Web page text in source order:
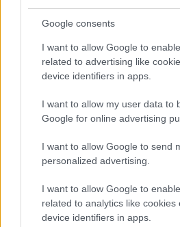
Google consents
I want to allow Google to
related to advertising like
device identifiers in apps.
I want to allow my user data to
Google for online advertising
I want to allow Google to send
personalized advertising.
I want to allow Google to
related to analytics like cookies
device identifiers in apps.
Három dolog, amit
Magyarországra